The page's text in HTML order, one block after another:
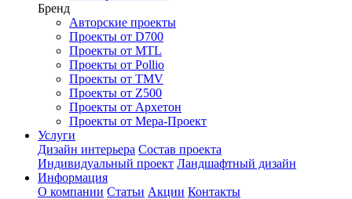
Бренд
Авторские проекты
Проекты от D700
Проекты от MTL
Проекты от Pollio
Проекты от TMV
Проекты от Z500
Проекты от Архетон
Проекты от Мера-Проект
Услуги
Дизайн интерьера Состав проекта
Индивидуальный проект Ландшафтный дизайн
Информация
О компании Статьи Акции Контакты